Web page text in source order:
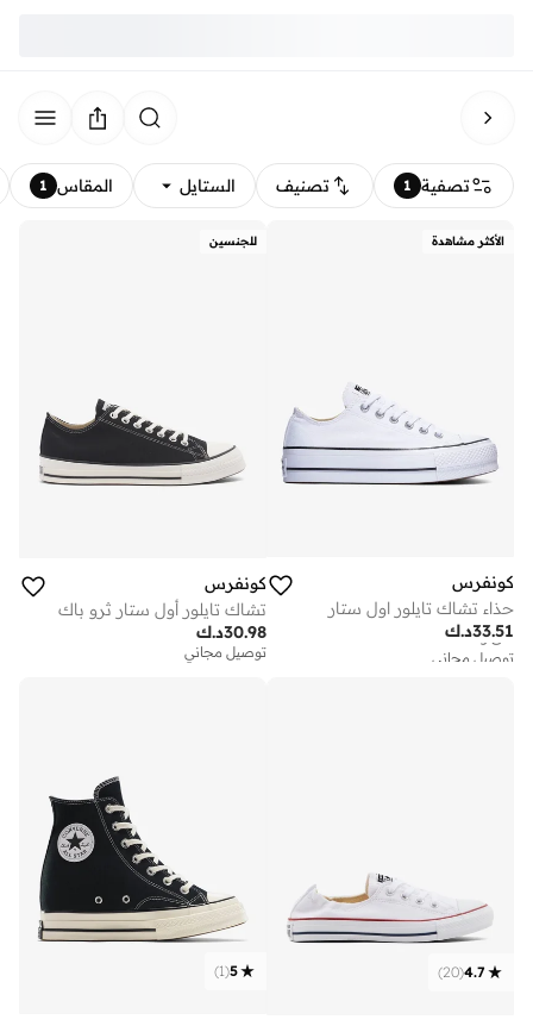
تصفية 1 تصنيف الستايل المقاس 1
الأكثر مشاهدة
كونفرس
حذاء تشاك تايلور اول ستار
د.ك33.51
توصيل مجاني
على وشك النفاد
توصيل مجاني
للجنسين
كونفرس
تشاك تايلور أول ستار ثرو باك
د.ك30.98
توصيل مجاني
4.7
(
20
)
5
(
1
)